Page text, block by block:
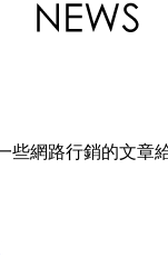
些網路行銷的文章